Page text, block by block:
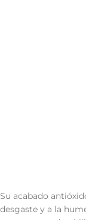
Su acabado
desgaste y a la